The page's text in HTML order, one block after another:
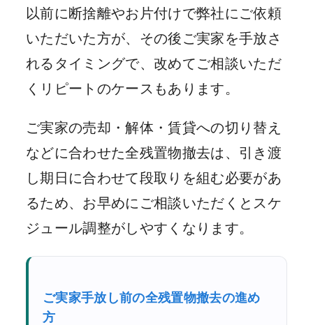
以前に断捨離やお片付けで弊社にご依頼
いただいた方が、その後ご実家を手放さ
れるタイミングで、改めてご相談いただ
くリピートのケースもあります。
ご実家の売却・解体・賃貸への切り替え
などに合わせた全残置物撤去は、引き渡
し期日に合わせて段取りを組む必要があ
るため、お早めにご相談いただくとスケ
ジュール調整がしやすくなります。
ご実家手放し前の全残置物撤去の進め
方